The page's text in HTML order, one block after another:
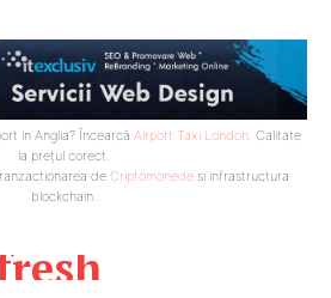
in Anglia? Încearcă Airport Taxi London. Calitate
la prețul corect.
de Criptomonede si infrastructura
blockchain.